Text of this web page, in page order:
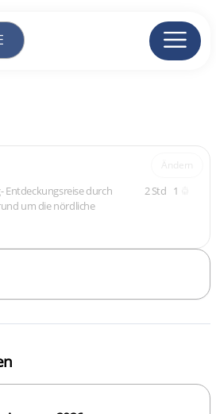
Entdeckungsreise durch
um die nördliche
2 Std 1